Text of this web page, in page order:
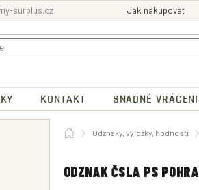
surplus.cz Jak nakupovat
KONTAKT SNADNÉ VRÁCENI
DomůOdznaky, výložky, hodnosti
ODZNAK ČSLA PS